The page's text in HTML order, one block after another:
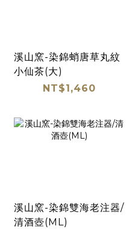
溪山窯-染錦蛸唐草丸紋
小仙茶(大)
NT$1,460
溪山窯-染錦雙海老注器/
清酒壺(ML)